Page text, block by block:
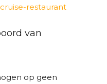
van
op geen